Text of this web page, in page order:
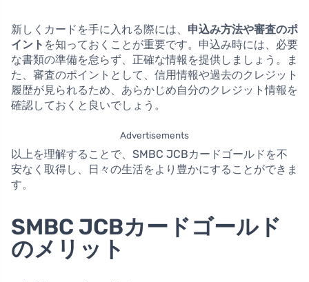
新しくカードを手に入れる際には、 申込み方法や審査のポ
イント を知っておくことが重要です。申込み時には、必要
な書類の準備を怠らず、正確な情報を提供しましょう。ま
た、審査のポイントとして、信用情報や過去のクレジット
履歴が見られるため、あらかじめ自分のクレジット情報を
確認しておくと良いでしょう。
Advertisements
以上を理解することで、SMBC JCBカードゴールドを不
安なく取得し、日々の生活をより豊かにすることができま
す。
SMBC JCBカードゴールド
のメリット